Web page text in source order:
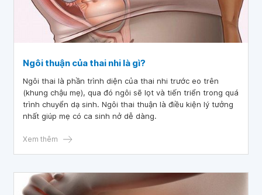
Ngôi thuận của thai nhi là gì?
Ngôi thai là phần trình diện của thai nhi trước eo trên
(khung chậu mẹ), qua đó ngôi sẽ lọt và tiến triển trong quá
trình chuyển dạ sinh. Ngôi thai thuận là điều kiện lý tưởng
nhất giúp mẹ có ca sinh nở dễ dàng.
Xem thêm